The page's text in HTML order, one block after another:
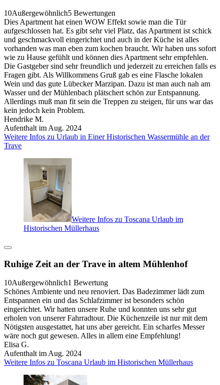
10Außergewöhnlich5 Bewertungen
Dies Apartment hat einen WOW Effekt sowie man die Tür
aufgeschlossen hat. Es gibt sehr viel Platz, das Apartment ist schick
und geschmackvoll eingerichtet und auch in der Küche ist alles
vorhanden was man eben zum kochen braucht. Wir haben uns sofort
wie zu Hause gefühlt und können dies Apartment sehr empfehlen.
Die Gastgeber sind sehr freundlich und jederzeit zu erreichen falls es
Fragen gibt. Als Willkommens Gruß gab es eine Flasche lokalen
Wein und das gute Lübecker Marzipan. Dazu ist man auch nah am
Wasser und der Mühlenbach plätschert schön zur Entspannung.
Allerdings muß man fit sein die Treppen zu steigen, für uns war das
kein jedoch kein Problem.
Hendrike M.
Aufenthalt im Aug. 2024
Weitere Infos zu Urlaub in Einer Historischen Wassermühle an der
Trave
Weitere Infos zu Toscana Urlaub im
Historischen Müllerhaus
Ruhige Zeit an der Trave in altem Mühlenhof
10Außergewöhnlich1 Bewertung
Schönes Ambiente und neu renoviert. Das Badezimmer lädt zum
Entspannen ein und das Schlafzimmer ist besonders schön
eingerichtet. Wir hatten unsere Ruhe und konnten uns sehr gut
erholen von unserer Fahrradtour. Die Küchenzeile ist nur mit dem
Nötigsten ausgestattet, hat uns aber gereicht. Ein scharfes Messer
wäre noch gut gewesen. Alles in allem eine Empfehlung!
Elisa G.
Aufenthalt im Aug. 2024
Weitere Infos zu Toscana Urlaub im Historischen Müllerhaus